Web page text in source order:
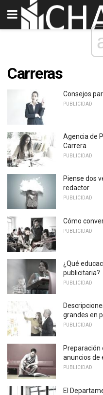
Carreras
Consejos
PUBLICIDAD
Agencia de
Carrera
PUBLICIDAD
Piense dos
redactor
PUBLICIDAD
Cómo
PUBLICIDAD
¿Qué
publicitaria?
PUBLICIDAD
grandes en
PUBLICIDAD
Preparación
anuncios de
PUBLICIDAD
El